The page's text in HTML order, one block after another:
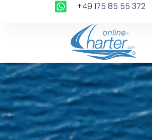
+49 175 85 55 372